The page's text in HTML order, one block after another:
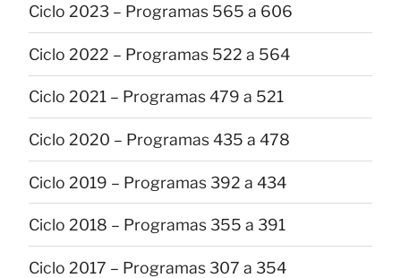
Ciclo 2023 – Programas 565 a 606
Ciclo 2022 – Programas 522 a 564
Ciclo 2021 – Programas 479 a 521
Ciclo 2020 – Programas 435 a 478
Ciclo 2019 – Programas 392 a 434
Ciclo 2018 – Programas 355 a 391
Ciclo 2017 – Programas 307 a 354